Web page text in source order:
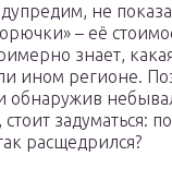
не
– её
знает,
ином регионе.
обнаружив
задуматься:
расщедрился?